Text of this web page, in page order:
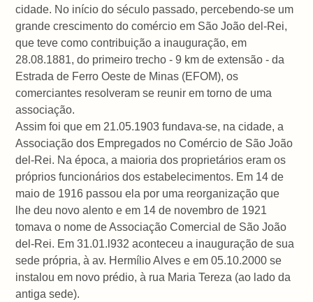
cidade. No início do século passado, percebendo-se um
grande crescimento do comércio em São João del-Rei,
que teve como contribuição a inauguração, em
28.08.1881, do primeiro trecho - 9 km de extensão - da
Estrada de Ferro Oeste de Minas (EFOM), os
comerciantes resolveram se reunir em torno de uma
associação.
Assim foi que em 21.05.1903 fundava-se, na cidade, a
Associação dos Empregados no Comércio de São João
del-Rei. Na época, a maioria dos proprietários eram os
próprios funcionários dos estabelecimentos. Em 14 de
maio de 1916 passou ela por uma reorganização que
lhe deu novo alento e em 14 de novembro de 1921
tomava o nome de Associação Comercial de São João
del-Rei. Em 31.01.l932 aconteceu a inauguração de sua
sede própria, à av. Hermílio Alves e em 05.10.2000 se
instalou em novo prédio, à rua Maria Tereza (ao lado da
antiga sede).